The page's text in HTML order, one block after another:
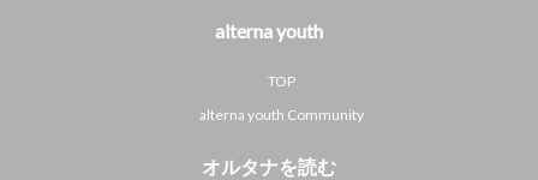
alterna youth
TOP
alterna youth Community
オルタナを読む